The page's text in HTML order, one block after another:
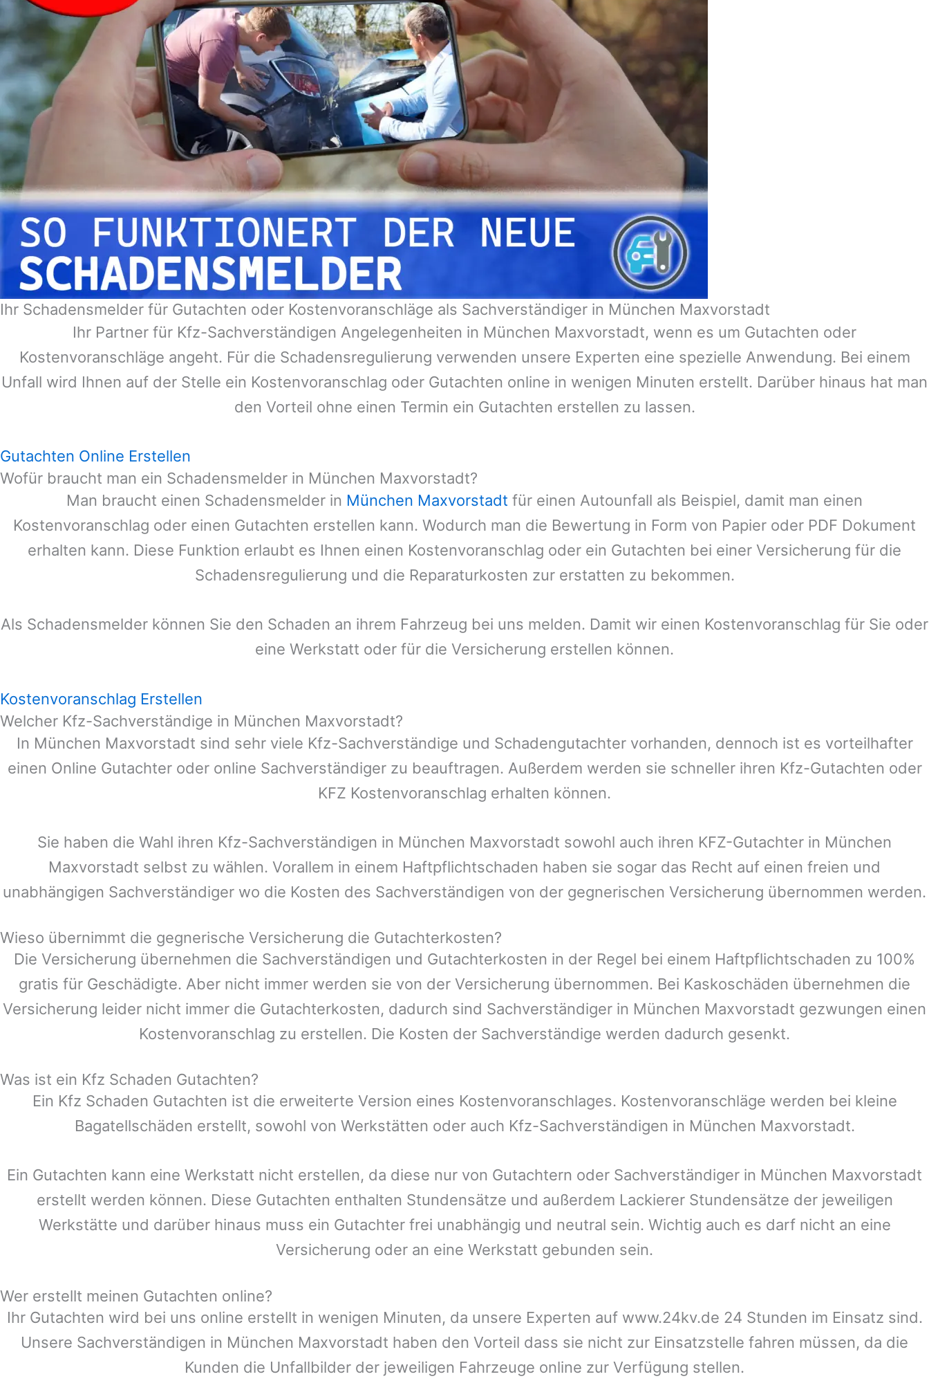
Ihr Schadensmelder für Gutachten oder Kostenvoranschläge als Sachverständiger in München Maxvorstadt
Ihr Partner für Kfz-Sachverständigen Angelegenheiten in München Maxvorstadt, wenn es um Gutachten oder
Kostenvoranschläge angeht. Für die Schadensregulierung verwenden unsere Experten eine spezielle Anwendung. Bei einem
Unfall wird Ihnen auf der Stelle ein Kostenvoranschlag oder Gutachten online in wenigen Minuten erstellt. Darüber hinaus hat man
den Vorteil ohne einen Termin ein Gutachten erstellen zu lassen.
Gutachten Online Erstellen
Wofür braucht man ein Schadensmelder in München Maxvorstadt?
Man braucht einen Schadensmelder in München Maxvorstadt für einen Autounfall als Beispiel, damit man einen
Kostenvoranschlag oder einen Gutachten erstellen kann. Wodurch man die Bewertung in Form von Papier oder PDF Dokument
erhalten kann. Diese Funktion erlaubt es Ihnen einen Kostenvoranschlag oder ein Gutachten bei einer Versicherung für die
Schadensregulierung und die Reparaturkosten zur erstatten zu bekommen.
Als Schadensmelder können Sie den Schaden an ihrem Fahrzeug bei uns melden. Damit wir einen Kostenvoranschlag für Sie oder
eine Werkstatt oder für die Versicherung erstellen können.
Kostenvoranschlag Erstellen
Welcher Kfz-Sachverständige in München Maxvorstadt?
In München Maxvorstadt sind sehr viele Kfz-Sachverständige und Schadengutachter vorhanden, dennoch ist es vorteilhafter
einen Online Gutachter oder online Sachverständiger zu beauftragen. Außerdem werden sie schneller ihren Kfz-Gutachten oder
KFZ Kostenvoranschlag erhalten können.
Sie haben die Wahl ihren Kfz-Sachverständigen in München Maxvorstadt sowohl auch ihren KFZ-Gutachter in München
Maxvorstadt selbst zu wählen. Vorallem in einem Haftpflichtschaden haben sie sogar das Recht auf einen freien und
unabhängigen Sachverständiger wo die Kosten des Sachverständigen von der gegnerischen Versicherung übernommen werden.
Wieso übernimmt die gegnerische Versicherung die Gutachterkosten?
Die Versicherung übernehmen die Sachverständigen und Gutachterkosten in der Regel bei einem Haftpflichtschaden zu 100%
gratis für Geschädigte. Aber nicht immer werden sie von der Versicherung übernommen. Bei Kaskoschäden übernehmen die
Versicherung leider nicht immer die Gutachterkosten, dadurch sind Sachverständiger in München Maxvorstadt gezwungen einen
Kostenvoranschlag zu erstellen. Die Kosten der Sachverständige werden dadurch gesenkt.
Was ist ein Kfz Schaden Gutachten?
Ein Kfz Schaden Gutachten ist die erweiterte Version eines Kostenvoranschlages. Kostenvoranschläge werden bei kleine
Bagatellschäden erstellt, sowohl von Werkstätten oder auch Kfz-Sachverständigen in München Maxvorstadt.
Ein Gutachten kann eine Werkstatt nicht erstellen, da diese nur von Gutachtern oder Sachverständiger in München Maxvorstadt
erstellt werden können. Diese Gutachten enthalten Stundensätze und außerdem Lackierer Stundensätze der jeweiligen
Werkstätte und darüber hinaus muss ein Gutachter frei unabhängig und neutral sein. Wichtig auch es darf nicht an eine
Versicherung oder an eine Werkstatt gebunden sein.
Wer erstellt meinen Gutachten online?
Ihr Gutachten wird bei uns online erstellt in wenigen Minuten, da unsere Experten auf www.24kv.de 24 Stunden im Einsatz sind.
Unsere Sachverständigen in München Maxvorstadt haben den Vorteil dass sie nicht zur Einsatzstelle fahren müssen, da die
Kunden die Unfallbilder der jeweiligen Fahrzeuge online zur Verfügung stellen.